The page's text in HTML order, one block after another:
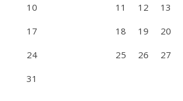
10
11 12 13
17
18 19 20
24
25 26 27
31